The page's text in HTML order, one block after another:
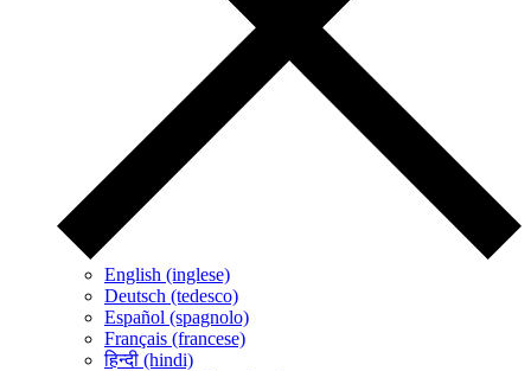
English (inglese)
Deutsch (tedesco)
Español (spagnolo)
Français (francese)
हिन्दी (hindi)